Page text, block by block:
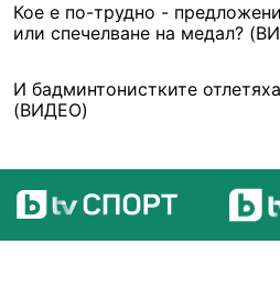
Кое е по-трудно -
или спечелване на медал?
И бадминтонистките
(ВИДЕО)